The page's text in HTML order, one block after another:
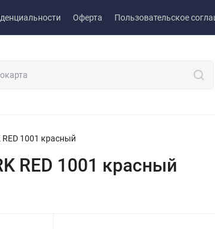
Оферта Пользовательское
1001 красный
RED 1001 красный